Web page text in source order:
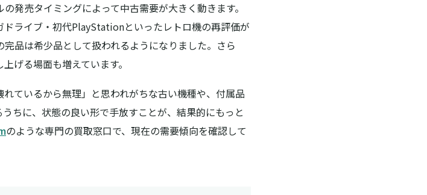
発売タイミングによって中古需要が大きく動きます。
ドライブ・初代PlayStationといったレトロ機の再評価が
品は希少品として扱われるようになりました。さら
げる場面も増えています。
れているから無理」と思われがちな古い機種や、付属品
ちに、状態の良い形で手放すことが、結果的にもっと
のような専門の買取窓口で、現在の需要傾向を確認して